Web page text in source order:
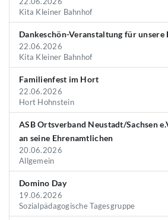
Kita Kleiner Bahnhof
Dankeschön-Veranstaltung für unsere
22.06.2026
Kita Kleiner Bahnhof
Familienfest im Hort
22.06.2026
Hort Hohnstein
ASB Ortsverband Neustadt/Sachsen
an seine Ehrenamtlichen
20.06.2026
Allgemein
Domino Day
19.06.2026
Sozialpädagogische Tagesgruppe